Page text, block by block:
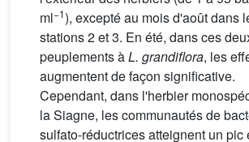
ml−1), excepté au mois d'août dans
stations 2 et 3. En été, dans ces
peuplements àL. grandiflora, les
augmentent de façon significative.
Cependant, dans l'herbier
la Siagne, les communautés de
sulfato-réductrices atteignent un pic